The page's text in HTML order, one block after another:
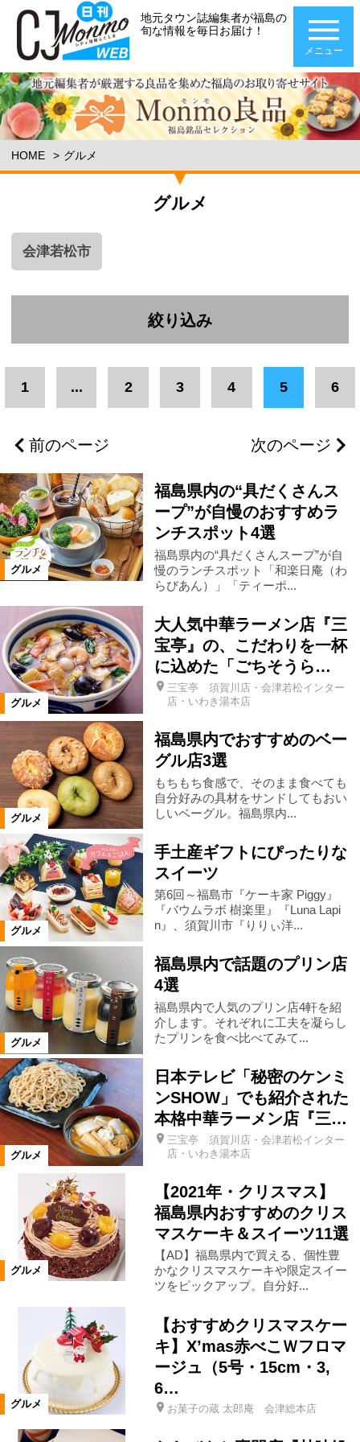
地元タウン誌編集者が福島の
旬な情報を毎日お届け！
メニュー
HOME グルメ
グルメ
会津若松市
絞り込み
エリア
二本松市 県北エリア 伊達市
会津若松市 南相馬市 いわき市
会津エリア 浜通りエリア
三春町 富岡町
本宮市 楢葉町 猪苗代町
須賀川市 湯川村
北塩原村 喜多方市
白河市 県南エリア 西郷村
会津美里町 大熊町 相馬市
玉川村 大玉村 鏡石町
石川町 浅川町 川俣町
飯舘村 新地町 国見町
桑折町 福島県全域 西会津町
磐梯町 小野町 天栄村
泉崎村 平田村
金山町 下郷町 南会津町
浪江町 昭和村 只見町
川内村 広野町
矢祭町 葛尾村 矢吹町
前のページ
1 ... 2 3 4 5 6
次のページ
グルメ
福島県内の“具だくさんス
ープ”が自慢のおすすめラ
ンチスポット4選
福島県内の“具だくさんスープ”が自
慢のランチスポット「和楽日庵（わ
らびあん）」「ティーポ...
グルメ
大人気中華ラーメン店『三
宝亭』の、こだわりを一杯
に込めた「ごちそうら…
三宝亭 須賀川店・会津若松インター
店・いわき湯本店
グルメ
福島県内でおすすめのベー
グル店3選
もちもち食感で、そのまま食べても
自分好みの具材をサンドしてもおい
しいベーグル。福島県内...
グルメ
手土産ギフトにぴったりな
スイーツ
第6回～福島市『ケーキ家 Piggy』
『バウムラボ 樹楽里』『Luna Lapi
n』、須賀川市『りりぃ洋...
グルメ
福島県内で話題のプリン店
4選
福島県内で人気のプリン店4軒を紹
介します。それぞれに工夫を凝らし
たプリンを食べ比べてみて...
グルメ
日本テレビ「秘密のケンミ
ンSHOW」でも紹介された
本格中華ラーメン店『三…
三宝亭 須賀川店・会津若松インター
店・いわき湯本店
グルメ
【2021年・クリスマス】
福島県内おすすめのクリス
マスケーキ＆スイーツ11選
【AD】福島県内で買える、個性豊
かなクリスマスケーキや限定スイー
ツをピックアップ。自分好...
グルメ
【おすすめクリスマスケー
キ】Xʼmas赤べこＷフロマ
ージュ（5号・15cm・3,
6…
お菓子の蔵 太郎庵 会津総本店